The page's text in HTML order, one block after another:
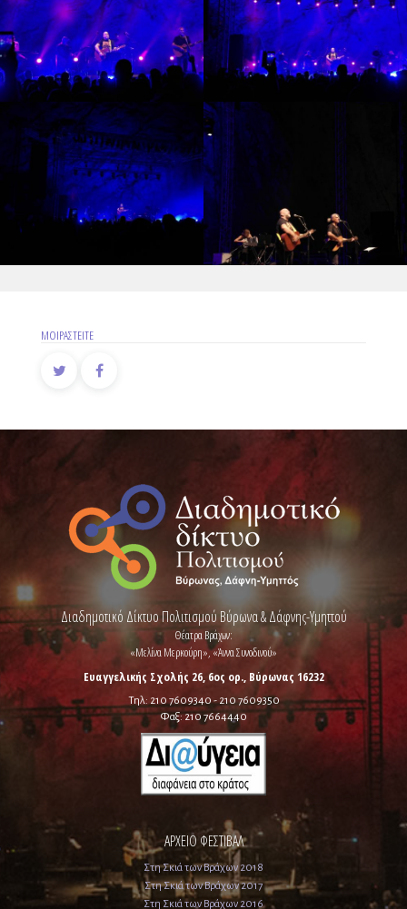
ΜΟΙΡΑΣΤΕΙΤΕ
Διαδημοτικό Δίκτυο Πολιτισμού Βύρωνα & Δάφνης-Υμηττού
Θέατρα Βράχων:
«Μελίνα Μερκούρη», «Άννα Συνοδινού»
Ευαγγελικής Σχολής 26, 6ος ορ., Βύρωνας 16232
Τηλ: 210 7609340 - 210 7609350
Φαξ: 210 7664440
ΑΡΧΕΙΟ ΦΕΣΤΙΒΑΛ
Στη Σκιά των Βράχων 2018
Στη Σκιά των Βράχων 2017
Στη Σκιά των Βράχων 2016